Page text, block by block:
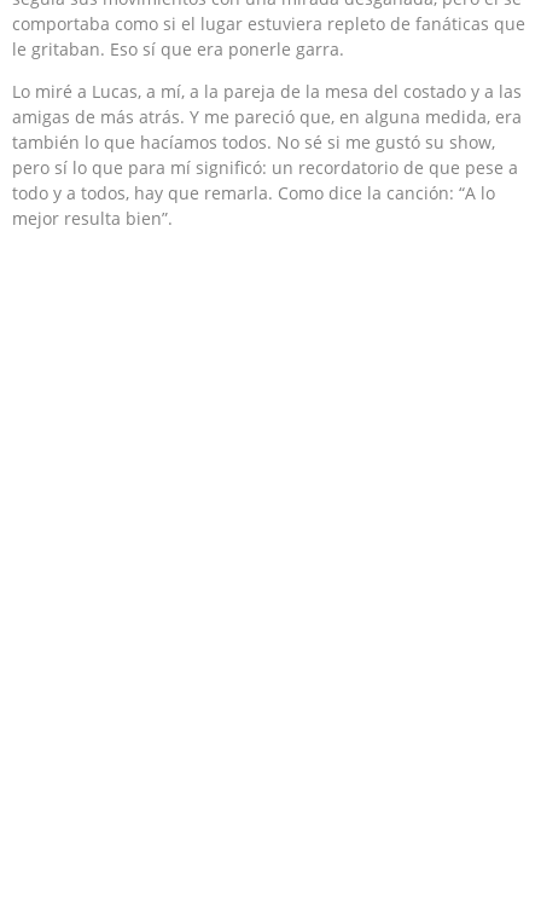
comportaba como si el lugar estuviera repleto de fanáticas que
le gritaban. Eso sí que era ponerle garra.
Lo miré a Lucas, a mí, a la pareja de la mesa del costado y a las
amigas de más atrás. Y me pareció que, en alguna medida, era
también lo que hacíamos todos. No sé si me gustó su show,
pero sí lo que para mí significó: un recordatorio de que pese a
todo y a todos, hay que remarla. Como dice la canción: “A lo
mejor resulta bien”.